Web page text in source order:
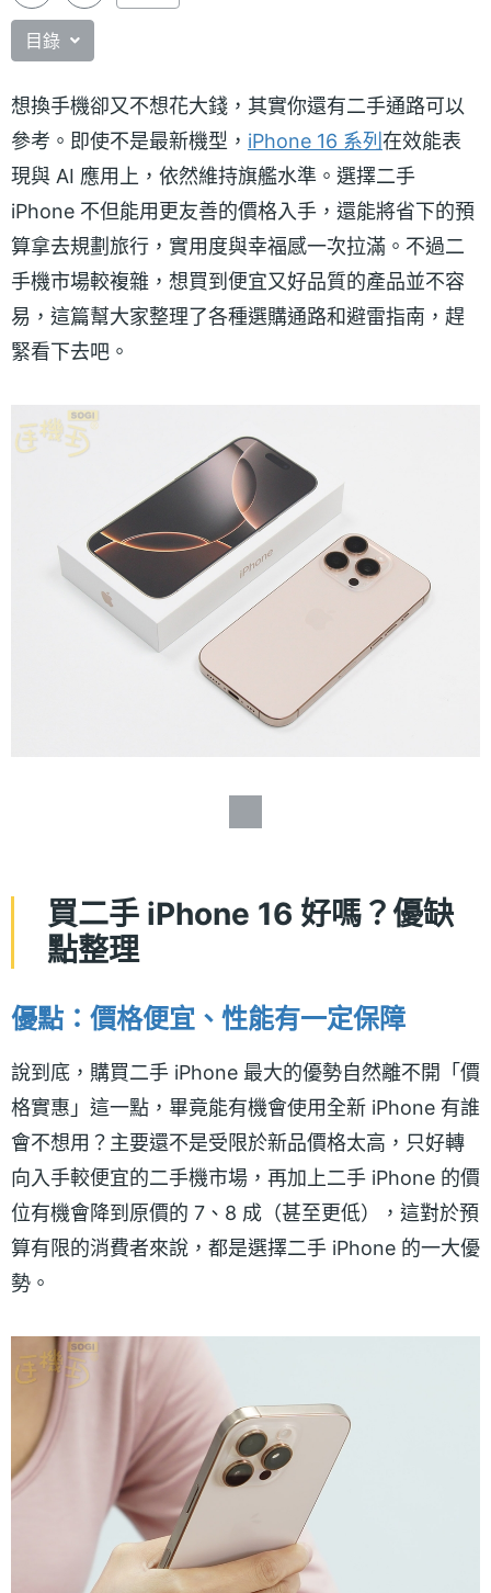
目錄
想換手機卻又不想花大錢，其實你還有二手通路可以
參考。即使不是最新機型， iPhone 16 系列 在效能表
現與 AI 應用上，依然維持旗艦水準。選擇二手
iPhone 不但能用更友善的價格入手，還能將省下的預
算拿去規劃旅行，實用度與幸福感一次拉滿。不過二
手機市場較複雜，想買到便宜又好品質的產品並不容
易，這篇幫大家整理了各種選購通路和避雷指南，趕
緊看下去吧。
買二手 iPhone 16 好嗎？優缺
點整理
優點：價格便宜、性能有一定保障
說到底，購買二手 iPhone 最大的優勢自然離不開「價
格實惠」這一點，畢竟能有機會使用全新 iPhone 有誰
會不想用？主要還不是受限於新品價格太高，只好轉
向入手較便宜的二手機市場，再加上二手 iPhone 的價
位有機會降到原價的 7、8 成（甚至更低），這對於預
算有限的消費者來說，都是選擇二手 iPhone 的一大優
勢。